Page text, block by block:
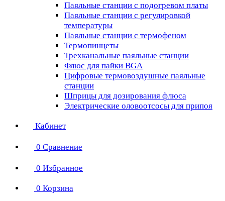
Паяльные станции с подогревом платы
Паяльные станции с регулировкой
температуры
Паяльные станции с термофеном
Термопинцеты
Трехканальные паяльные станции
Флюс для пайки BGA
Цифровые термовоздушные паяльные
станции
Шприцы для дозирования флюса
Электрические оловоотсосы для припоя
Кабинет
0 Сравнение
0 Избранное
0 Корзина